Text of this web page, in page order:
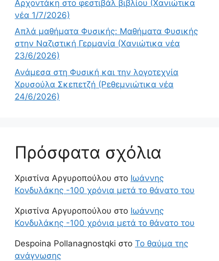
Αρχοντάκη στο φεστιβάλ βιβλίου (Χανιώτικα
νέα 1/7/2026)
Απλά μαθήματα Φυσικής: Μαθήματα Φυσικής
στην Ναζιστική Γερμανία (Χανιώτικα νέα
23/6/2026)
Ανάμεσα στη Φυσική και την λογοτεχνία
Χρυσούλα Σκεπετζή (Ρεθεμνιώτικα νέα
24/6/2026)
Πρόσφατα σχόλια
Χριστίνα Αργυροπούλου στο Ιωάννης
Κονδυλάκης -100 χρόνια μετά το θάνατο του
Χριστίνα Αργυροπούλου στο Ιωάννης
Κονδυλάκης -100 χρόνια μετά το θάνατο του
Despoina Pollanagnostqki στο Το θαύμα της
ανάγνωσης